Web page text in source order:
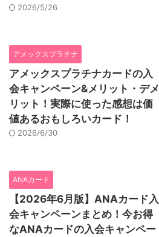
2026/5/26
アメックスプラチナ
アメックスプラチナカードの入
会キャンペーン&メリット・デメ
リット！実際に使った感想は価
値あるおもしろいカード！
2026/6/30
ANAカード
【2026年6月版】ANAカード入
会キャンペーンまとめ！今お得
なANAカードの入会キャンペー